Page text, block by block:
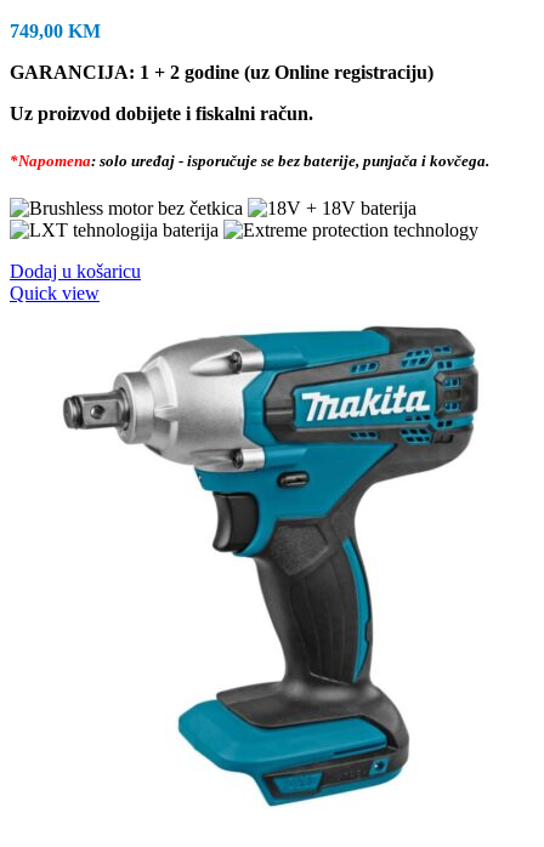
749,00 KM
GARANCIJA: 1 + 2 godine (uz Online registraciju)
Uz proizvod dobijete i fiskalni račun.
*Napomena: solo uređaj - isporučuje se bez baterije, punjača i kovčega.
Dodaj u košaricu
Quick view